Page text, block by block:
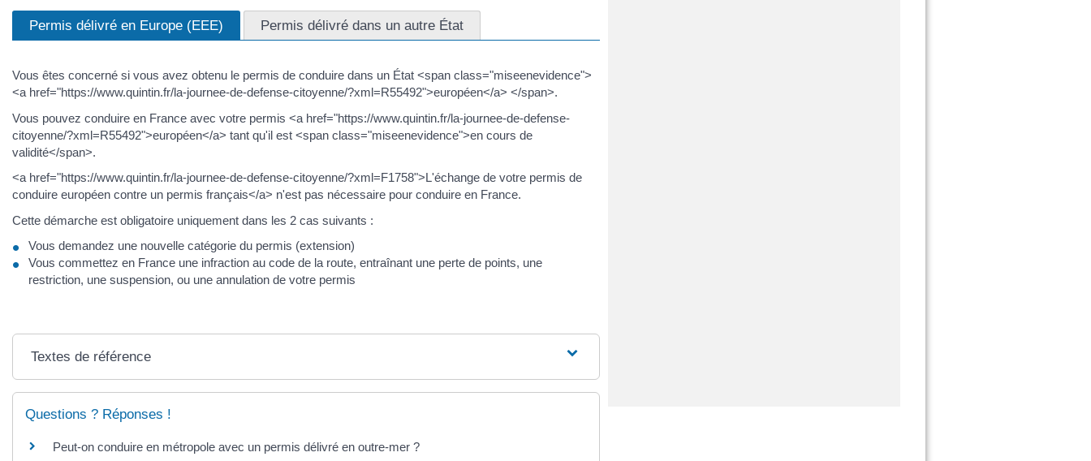
Permis délivré en Europe (EEE) Permis délivré dans un autre État
Vous êtes concerné si vous avez obtenu le permis de conduire dans un État <span class="miseenevidence">
<a href="https://www.quintin.fr/la-journee-de-defense-citoyenne/?xml=R55492">européen</a> </span>.
Vous pouvez conduire en France avec votre permis <a href="https://www.quintin.fr/la-journee-de-defense-
citoyenne/?xml=R55492">européen</a> tant qu'il est <span class="miseenevidence">en cours de
validité</span>.
<a href="https://www.quintin.fr/la-journee-de-defense-citoyenne/?xml=F1758">L'échange de votre permis de
conduire européen contre un permis français</a> n'est pas nécessaire pour conduire en France.
Cette démarche est obligatoire uniquement dans les 2 cas suivants :
Vous demandez une nouvelle catégorie du permis (extension)
Vous commettez en France une infraction au code de la route, entraînant une perte de points, une
restriction, une suspension, ou une annulation de votre permis
Textes de référence
Questions ? Réponses !
Peut-on conduire en métropole avec un permis délivré en outre-mer ?